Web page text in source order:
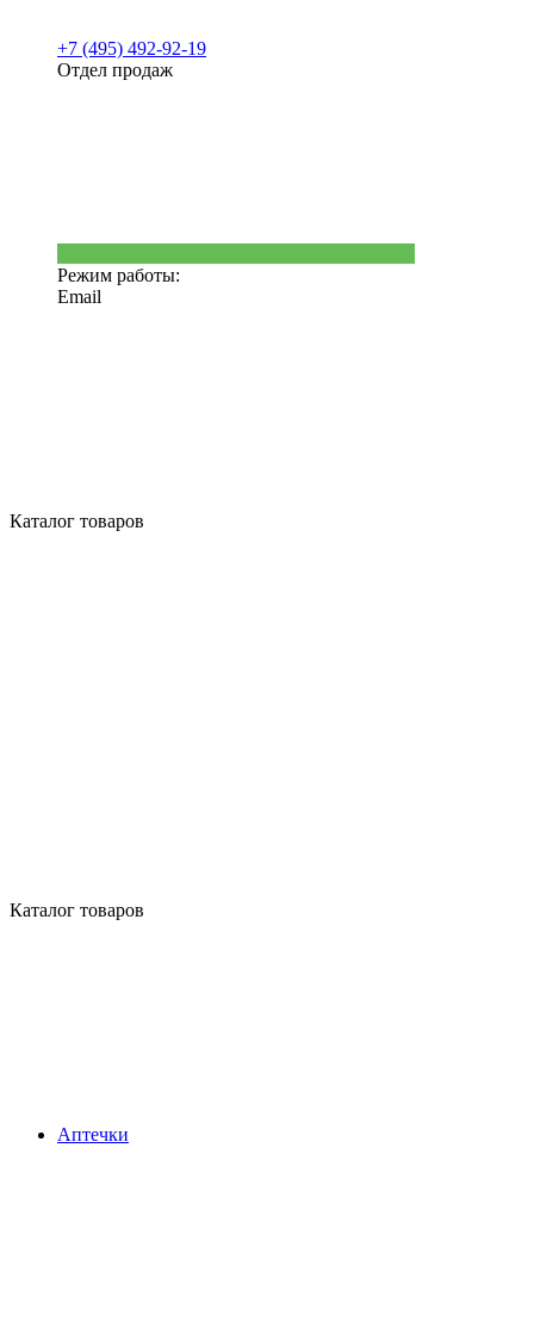
+7 (495) 492-92-19
Отдел продаж
Режим работы:
Email
Каталог товаров
Каталог товаров
Аптечки